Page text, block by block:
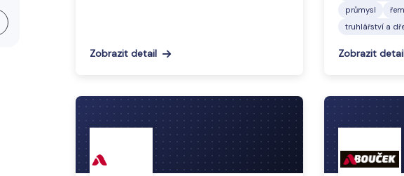
Zobrazit detail
průmysl
truhlářství a
Zobrazit